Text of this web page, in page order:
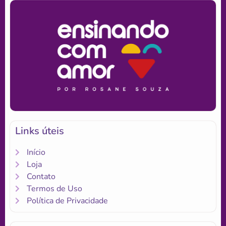
Links úteis
Início
Loja
Contato
Termos de Uso
Política de Privacidade